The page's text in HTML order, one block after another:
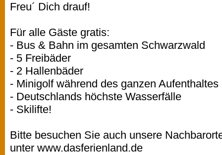
Freu´ Dich drauf!
Für alle Gäste gratis:
- Bus & Bahn im gesamten Schwarzwald
- 5 Freibäder
- 2 Hallenbäder
- Minigolf während des ganzen Aufenthaltes
- Deutschlands höchste Wasserfälle
- Skilifte!
Bitte besuchen Sie auch unsere
unter www.dasferienland.de